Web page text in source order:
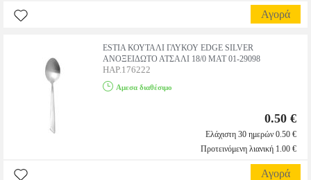
Αγορά
ESTIA ΚΟΥΤΑΛΙ ΓΛΥΚΟΥ EDGE SILVER
ΑΝΟΞΕΙΔΩΤΟ ΑΤΣΑΛΙ 18/0 MAT 01-29098
HAP.176222
Αμεσα διαθέσιμο
0.50 €
Ελάχιστη 30 ημερών 0.50 €
Προτεινόμενη λιανική 1.00 €
Αγορά